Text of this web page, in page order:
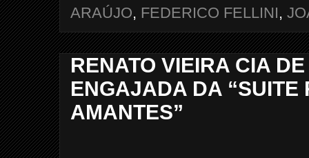
ARAÚJO, FEDERICO FELLINI,
RENATO VIEIRA CIA
ENGAJADA DA “SUITE
AMANTES”